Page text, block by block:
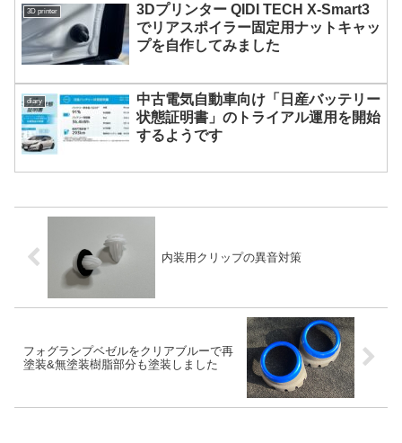
3D printer
3Dプリンター QIDI TECH X-Smart3
でリアスポイラー固定用ナットキャッ
プを自作してみました
diary
中古電気自動車向け「日産バッテリー
状態証明書」のトライアル運用を開始
するようです
内装用クリップの異音対策
フォグランプベゼルをクリアブルーで再
塗装&無塗装樹脂部分も塗装しました